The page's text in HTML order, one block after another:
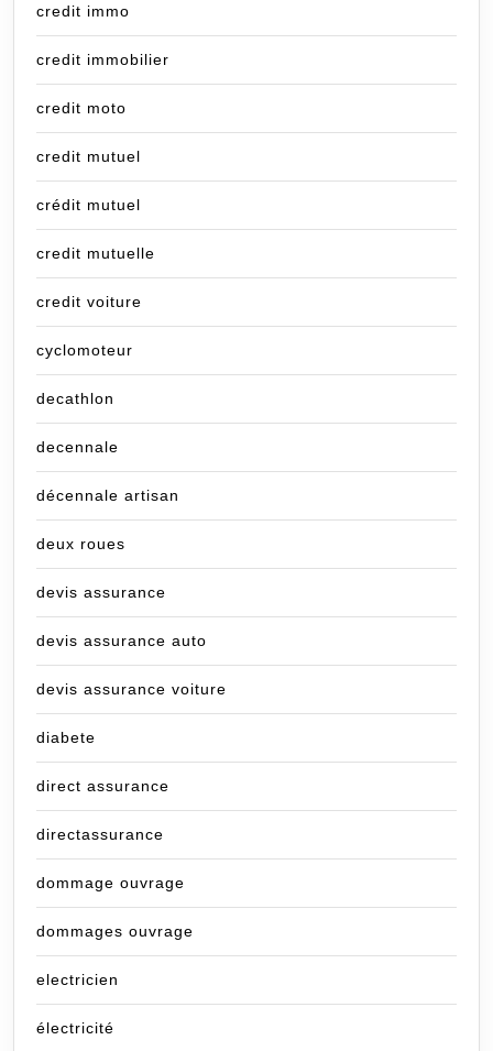
credit immo
credit immobilier
credit moto
credit mutuel
crédit mutuel
credit mutuelle
credit voiture
cyclomoteur
decathlon
decennale
décennale artisan
deux roues
devis assurance
devis assurance auto
devis assurance voiture
diabete
direct assurance
directassurance
dommage ouvrage
dommages ouvrage
electricien
électricité